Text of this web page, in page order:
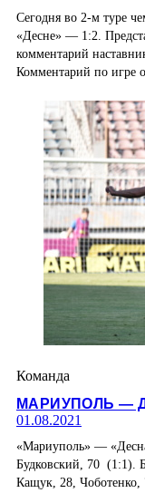
Сегодня во 2-м туре
«Десне» — 1:2.
комментарий
Комментарий по игре
Команда
МАРИУПОЛЬ —
01.08.2021
«Мариуполь» —
Будковский, 70 (1:1).
Кащук, 28,